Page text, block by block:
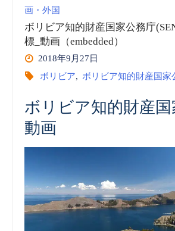
（embedded）”
的
家
務
画・外国
ボリビア知的財産国家公務庁
標_動画（embedded）
2018年9月27日
ボリビア, ボリビア知的財産国家
ボリビア知的財産
動画